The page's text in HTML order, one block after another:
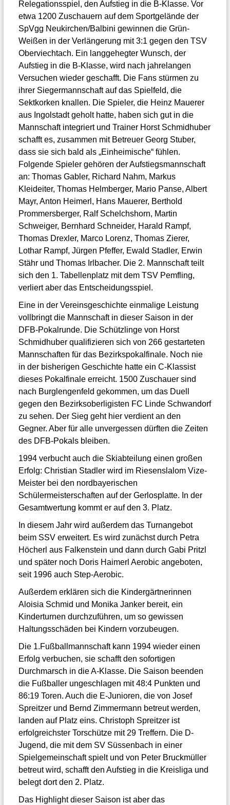
Relegationsspiel, den Aufstieg in die B-Klasse. Vor
etwa 1200 Zuschauern auf dem Sportgelände der
SpVgg Neukirchen/Balbini gewinnen die Grün-
Weißen in der Verlängerung mit 3:1 gegen den TSV
Oberviechtach. Ein langgehegter Wunsch, der
Aufstieg in die B-Klasse, wird nach jahrelangen
Versuchen wieder geschafft. Die Fans stürmen zu
ihrer Siegermannschaft auf das Spielfeld, die
Sektkorken knallen. Die Spieler, die Heinz Mauerer
aus Ingolstadt geholt hatte, haben sich gut in die
Mannschaft integriert und Trainer Horst Schmidhuber
schafft es, zusammen mit Betreuer Georg Stuber,
dass sie sich bald als „Einheimische“ fühlen.
Folgende Spieler gehören der Aufstiegsmannschaft
an: Thomas Gabler, Richard Nahm, Markus
Kleideiter, Thomas Helmberger, Mario Panse, Albert
Mayr, Anton Heimerl, Hans Mauerer, Berthold
Prommersberger, Ralf Schelchshorn, Martin
Schweiger, Bernhard Schneider, Harald Rampf,
Thomas Drexler, Marco Lorenz, Thomas Zierer,
Lothar Rampf, Jürgen Pfeffer, Ewald Stadler, Erwin
Stähr und Thomas Irlbacher. Die 2. Mannschaft teilt
sich den 1. Tabellenplatz mit dem TSV Pemfling,
verliert aber das Entscheidungsspiel.
Eine in der Vereinsgeschichte einmalige Leistung
vollbringt die Mannschaft in dieser Saison in der
DFB-Pokalrunde. Die Schützlinge von Horst
Schmidhuber qualifizieren sich von 266 gestarteten
Mannschaften für das Bezirkspokalfinale. Noch nie
in der bisherigen Geschichte hatte ein C-Klassist
dieses Pokalfinale erreicht. 1500 Zuschauer sind
nach Burglengenfeld gekommen, um das Duell
gegen den Bezirksoberligisten FC Linde Schwandorf
zu sehen. Der Sieg geht hier verdient an den
Gegner. Aber für alle unvergessen dürften die Zeiten
des DFB-Pokals bleiben.
1994 verbucht auch die Skiabteilung einen großen
Erfolg: Christian Stadler wird im Riesenslalom Vize-
Meister bei den nordbayerischen
Schülermeisterschaften auf der Gerlosplatte. In der
Gesamtwertung kommt er auf den 3. Platz.
In diesem Jahr wird außerdem das Turnangebot
beim SSV erweitert. Es wird zunächst durch Petra
Höcherl aus Falkenstein und dann durch Gabi Pritzl
und später noch Doris Haimerl Aerobic angeboten,
seit 1996 auch Step-Aerobic.
Außerdem erklären sich die Kindergärtnerinnen
Aloisia Schmid und Monika Janker bereit, ein
Kinderturnen durchzuführen, um so gewissen
Haltungsschäden bei Kindern vorzubeugen.
Die 1.Fußballmannschaft kann 1994 wieder einen
Erfolg verbuchen, sie schafft den sofortigen
Durchmarsch in die A-Klasse. Die Saison beenden
die Fußballer ungeschlagen mit 48:4 Punkten und
86:19 Toren. Auch die E-Junioren, die von Josef
Spreitzer und Bernd Zimmermann betreut werden,
landen auf Platz eins. Christoph Spreitzer ist
erfolgreichster Torschütze mit 29 Treffern. Die D-
Jugend, die mit dem SV Süssenbach in einer
Spielgemeinschaft spielt und von Peter Bruckmüller
betreut wird, schafft den Aufstieg in die Kreisliga und
belegt dort den 2. Platz.
Das Highlight dieser Saison ist aber das